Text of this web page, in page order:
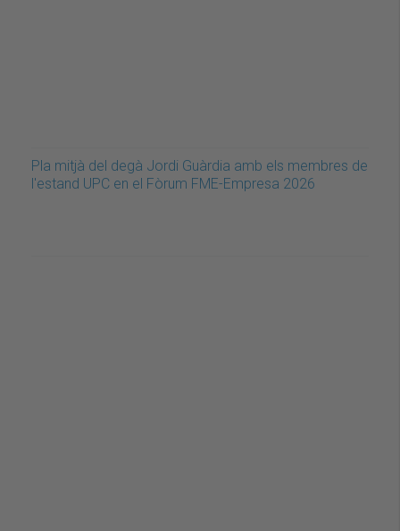
Pla mitjà del degà Jordi Guàrdia amb els membres de
l'estand UPC en el Fòrum FME-Empresa 2026